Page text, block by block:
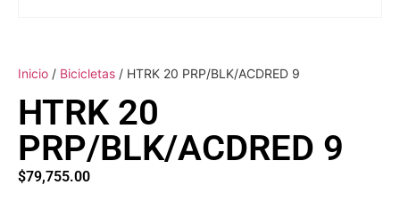
Inicio / Bicicletas / HTRK 20 PRP/BLK/ACDRED 9
HTRK 20
PRP/BLK/ACDRED 9
$79,755.00